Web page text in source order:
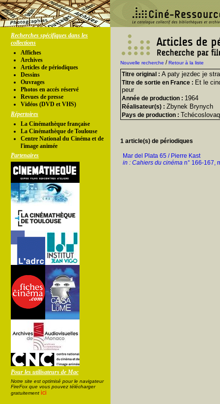
Recherches spécifiques dans les
collections
Affiches
Archives
Articles de périodiques
Dessins
Ouvrages
Photos en accés réservé
Revues de presse
Vidéos (DVD et VHS)
Répertoires
La Cinémathèque française
La Cinémathèque de Toulouse
Centre National du Cinéma et de
l'image animée
Partenaires
Pour les utilisateurs de Mac
Notre site est optimisé pour le navigateur
FireFox que vous pouvez télécharger
gratuitement ici
Nouvelle recherche /Retour à la liste
Titre original : A paty jezdec je
Titre de sortie en France : Et le
peur
Année de production : 1964
Réalisateur(s) : Zbynek Brynych
Pays de production :
1 article(s) de périodiques
Mar del Plata 65 / Pierre Kast
in : Cahiers du cinéma n° 166-167,